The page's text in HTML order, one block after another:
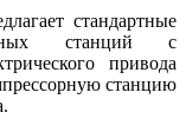
стандартные
станций с
привода
станцию